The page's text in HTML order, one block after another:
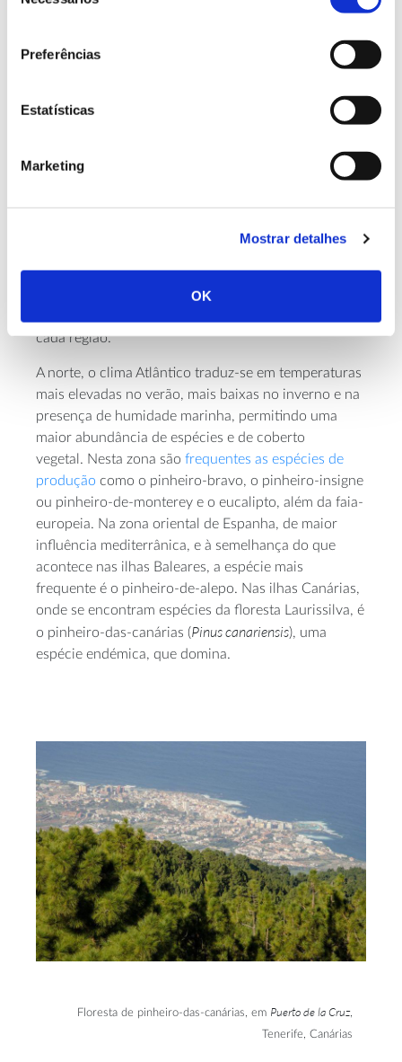
Preferências
Estatísticas
Marketing
Mostrar detalhes
OK
pyrenaica), pinheiro-de-monterey (
pinea) e castanheiro (
húmidas, apresentam uma maior riqueza e número
uma maior influência do clima mediterrânico seco
são mais ricas em espécies arbustivas.
O país vizinho tem 5,5 vezes a área de Portugal
) e é influenciado pelo
montanhosas, o que faz com que as suas províncias
apresentem características e clima variáveis. Isto
cada região.
A norte, o clima Atlântico traduz-se em temperaturas
mais elevadas no verão, mais baixas no inverno e na
presença de humidade marinha, permitindo uma
maior abundância de espécies e de coberto
vegetal. Nesta zona são frequentes as espécies de
produção como o pinheiro-bravo, o pinheiro-insigne
ou pinheiro-de-monterey e o eucalipto, além da faia-
europeia. Na zona oriental de Espanha, de maior
influência mediterrânica, e à semelhança do que
acontece nas ilhas Baleares, a espécie mais
frequente é o pinheiro-de-alepo. Nas ilhas Canárias,
onde se encontram espécies da floresta Laurissilva, é
o pinheiro-das-canárias (Pinus canariensis), uma
espécie endémica, que domina.
Floresta de pinheiro-das-canárias, em Puerto de la Cruz,
Tenerife, Canárias